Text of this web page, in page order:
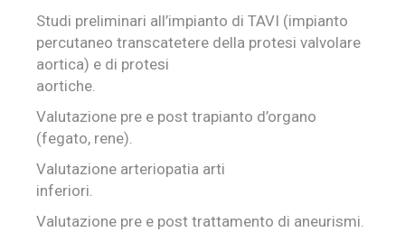
Studi preliminari all’impianto di TAVI (impianto
percutaneo transcatetere della protesi valvolare
aortica) e di protesi
aortiche.
Valutazione pre e post trapianto d’organo
(fegato, rene).
Valutazione arteriopatia arti
inferiori.
Valutazione pre e post trattamento di aneurismi.